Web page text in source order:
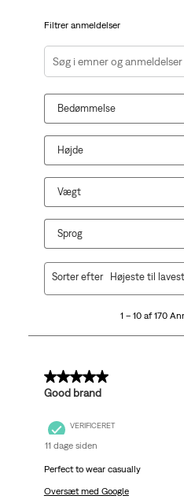
Filtrer anmeldelser
Søg efter emner og
Bedømmelse
Højde
Vægt
Sprog
170
1 – 10 af 170
Sorter efter Højeste til
5 ud af 5 stjerner.
Good brand
VERIFICERET
11 dage siden
Perfect to wear casually
Oversæt med Google